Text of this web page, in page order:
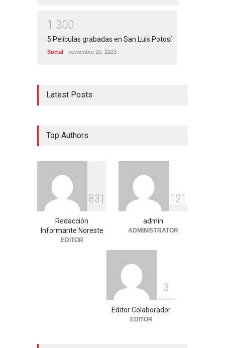
1 300
5 Películas grabadas en San Luis Potosí
Social noviembre 20, 2023
Latest Posts
Top Authors
831
Redacción
Informante Noreste
EDITOR
1 21
admin
ADMINISTRATOR
3
Editor Colaborador
EDITOR